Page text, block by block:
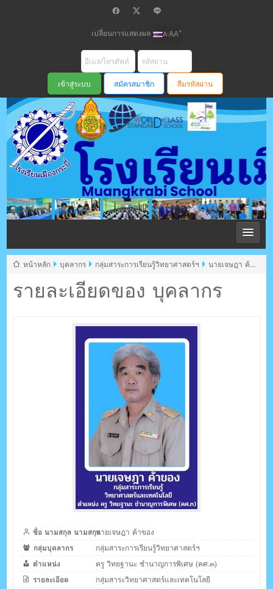
เปลี่ยนการแสดงผล A-AA+
สมัครสมาชิก ลืมรหัสผ่าน
โรงเรียนเมือง
กระบี่ สพม
ตรัง กระบี่
รายละเอียดของ บุคลากร
หน้าหลัก บุคลากร กลุ่มสาระการเรียนรู้วิทยาศาสตร์ฯ
นายเจษฎา ค้า
ชื่อ นามสกุล นามสกุลนายเจษฎา ค้าของ
กลุ่มบุคลากร
กลุ่มสาระการเรียนรู้วิทยาศาสตร์ฯ
ตำแหน่ง
ครู วิทยฐานะ ชำนาญการพิเศษ (คศ.๓)
รายละเอียด
กลุ่มสาระวิทยาศาสตร์และเทคโนโลยี